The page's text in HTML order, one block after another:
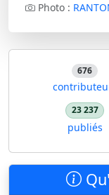
Photo :
676
23 237
publiés